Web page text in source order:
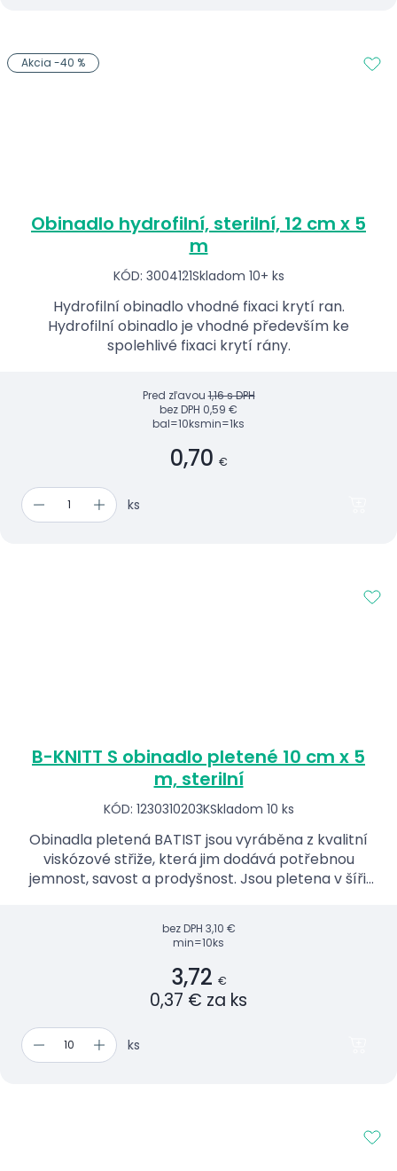
Obinadlo hydrofilní, sterilní, 12 cm x 5
m
KÓD: 3004121Skladom 10+ ks
Hydrofilní obinadlo vhodné fixaci krytí ran.
Hydrofilní obinadlo je vhodné především ke
spolehlivé fixaci krytí rány.
Pred zľavou1,16 s DPH
bez DPH 0,59 €
bal=10ksmin=1ks
0,70 €
ks
Akcia -40 %
B-KNITT S obinadlo pletené 10 cm x 5
m, sterilní
KÓD: 1230310203KSkladom 10 ks
Obinadla pletená BATIST jsou vyráběna z kvalitní
viskózové střiže, která jim dodává potřebnou
jemnost, savost a prodyšnost. Jsou pletena v šíři,
bez DPH 3,10 €
min=10ks
3,72 €
0,37 € za ks
ks